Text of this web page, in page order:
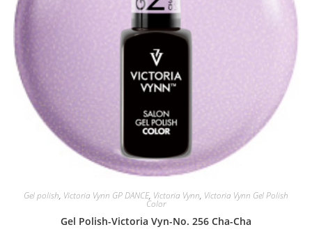
Gel polish, Victoria Vynn GP DANCE, Victoria Vynn, Victoria Vynn Gel Polish
Color
Gel Polish-Victoria Vyn-No. 256 Cha-Cha